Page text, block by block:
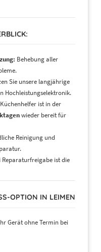
Behebung aller
Sie unsere langjährige
Hochleistungselektronik.
ist in der
wieder bereit für
Reinigung und
Reparaturfreigabe ist die
OPTION IN LEIMEN
Gerät ohne Termin bei